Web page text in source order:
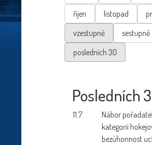
říjen
listopad
vzestupně
sestupně
posledních 30
Posledních
11.7. Nábor
kategorií
bezúhonnost